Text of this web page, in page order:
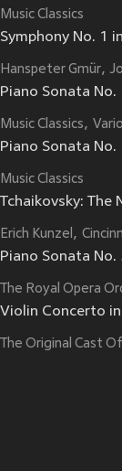
Music Classics
Symphony No. 1
Hanspeter Gmür
Music Classics
Piano Sonata
Music Classics
Erich Kunzel
Piano Sonata
The Royal Opera
The Original Cast